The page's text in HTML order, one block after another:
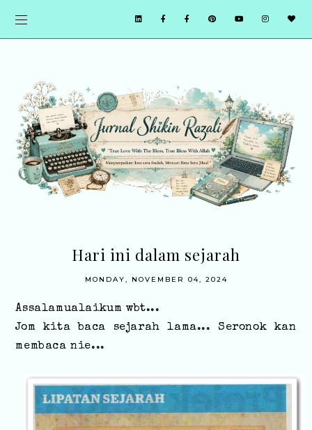
Hari ini dalam sejarah
MONDAY, NOVEMBER 04, 2024
Assalamualaikum wbt...
Jom kita baca sejarah lama... Seronok kan
membaca nie...